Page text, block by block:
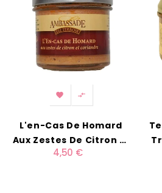
 
L'en-Cas De Homard
Aux Zestes De Citron Et
Coriandre 90g
4,50 €